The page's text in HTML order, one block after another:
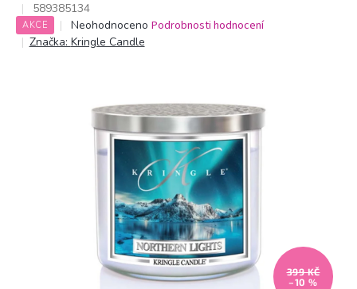
589385134
AKCE
Průměrné
hodnocení
hvězdiček.
Neohodnoceno Podrobnosti hodnocení
Značka: Kringle Candle
399 KČ
–10 %